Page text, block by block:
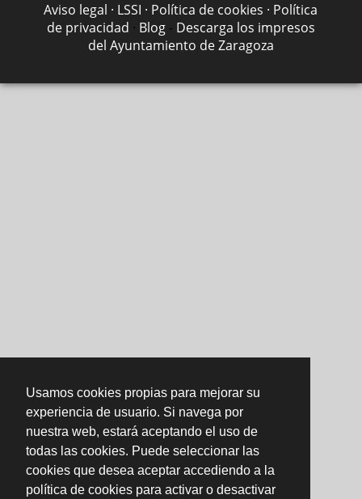
Usamos cookies propias para mejorar su
experiencia de usuario. Si navega por
nuestra web, estará aceptando el uso de
todas las cookies. Puede seleccionar las
cookies que desea aceptar accediendo a la
política de cookies para activar o desactivar
Aviso legal · LSSI · Política de cookies · Política
de privacidad · Blog- Descarga los impresos
del Ayuntamiento de Zaragoza